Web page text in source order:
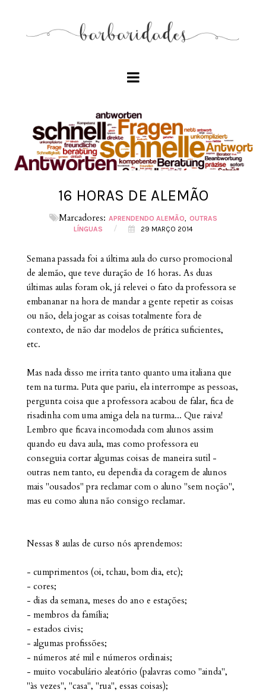
16 HORAS DE ALEMÃO
Marcadores: APRENDENDO ALEMÃO
OUTRAS
LÍNGUAS
/ 29 MARÇO 2014
Semana passada foi a última aula do curso promocional
de alemão, que teve duração de 16 horas. As duas
últimas aulas foram ok, já relevei o fato da professora se
embananar na hora de mandar a gente repetir as coisas
ou não, dela jogar as coisas totalmente fora de
contexto, de não dar modelos de prática suficientes,
etc.
Mas nada disso me irrita tanto quanto uma italiana que
tem na turma. Puta que pariu, ela interrompe as pessoas,
pergunta coisa que a professora acabou de falar, fica de
risadinha com uma amiga dela na turma... Que raiva!
Lembro que ficava incomodada com alunos assim
quando eu dava aula, mas como professora eu
conseguia cortar algumas coisas de maneira sutil -
outras nem tanto, eu dependia da coragem de alunos
mais "ousados" pra reclamar com o aluno "sem noção",
mas eu como aluna não consigo reclamar.
Nessas 8 aulas de curso nós aprendemos:
- cumprimentos (oi, tchau, bom dia, etc);
- cores;
- dias da semana, meses do ano e estações;
- membros da família;
- estados civis;
- algumas profissões;
- números até mil e números ordinais;
- muito vocabulário aleatório (palavras como "ainda",
"às vezes", "casa", "rua", essas coisas);